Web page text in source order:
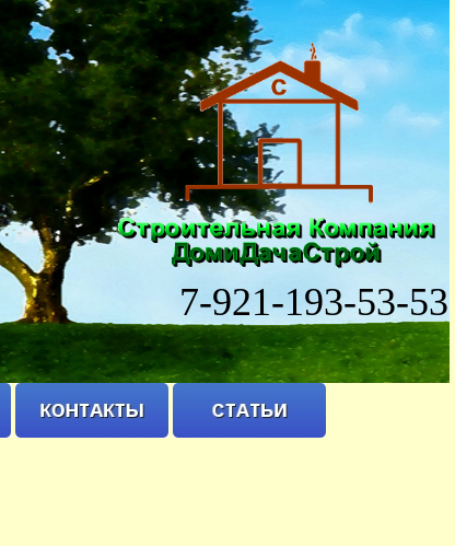
7-921-193-53-53